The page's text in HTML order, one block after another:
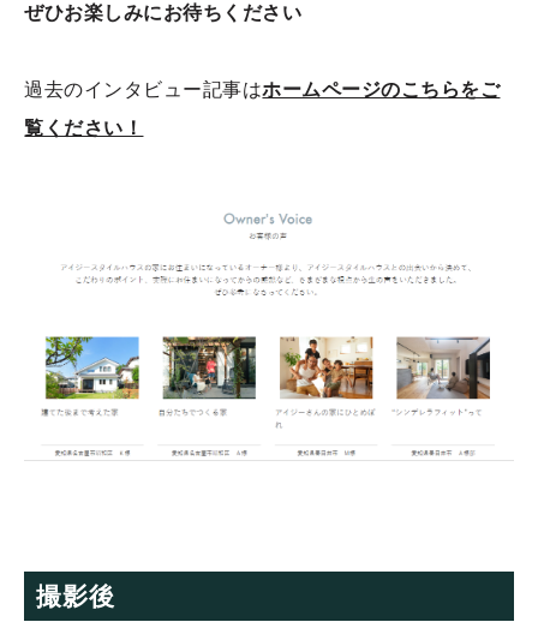
ぜひお楽しみにお待ちください
過去のインタビュー記事はホームページのこちらをご
覧ください！
撮影後